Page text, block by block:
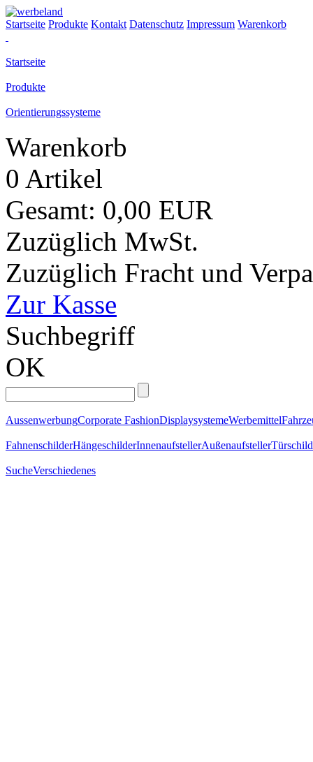
Startseite Produkte Kontakt Datenschutz Impressum Warenkorb
Startseite
Produkte
Orientierungssysteme
Warenkorb
0 Artikel
Gesamt: 0,00 EUR
Zuzüglich MwSt.
Zuzüglich Fracht und
Zur Kasse
Suchbegriff
OK
AussenwerbungCorporate FashionDisplaysystemeWerbemittel
FahnenschilderHängeschilderInnenaufstellerAußenaufsteller
SucheVerschiedenes